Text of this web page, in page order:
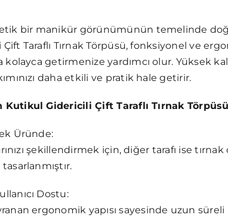
bir manikür görünümünün temelinde
Taraflı Tırnak Törpüsü, fonksiyonel ve
kolayca getirmenize yardımcı olur. Yüksek
daha etkili ve pratik hale getirir.
Kutikul Gidericili Çift Taraflı Tırnak
Üründe:
şekillendirmek için, diğer tarafı ise
Dostu:
ergonomik yapısı sayesinde uzun